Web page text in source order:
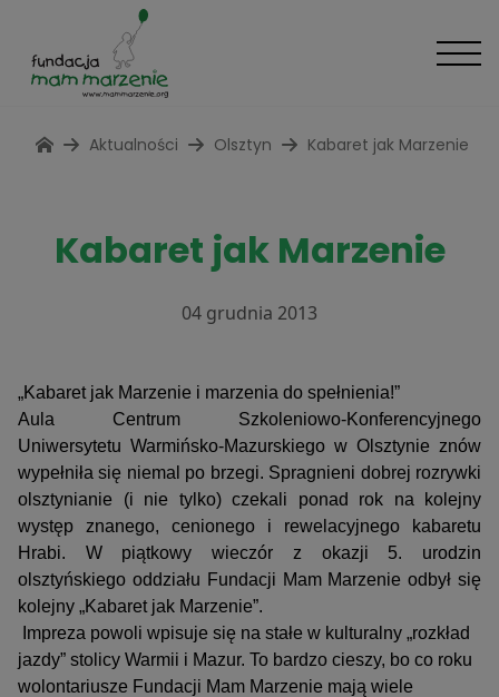
Aktualności Olsztyn Kabaret jak Marzenie
Kabaret jak Marzenie
04 grudnia 2013
„Kabaret jak Marzenie i marzenia do spełnienia!”
Aula Centrum Szkoleniowo-Konferencyjnego
Uniwersytetu Warmińsko-Mazurskiego w Olsztynie znów
wypełniła się niemal po brzegi. Spragnieni dobrej rozrywki
olsztynianie (i nie tylko) czekali ponad rok na kolejny
występ znanego, cenionego i rewelacyjnego kabaretu
Hrabi. W piątkowy wieczór z okazji 5. urodzin
olsztyńskiego oddziału Fundacji Mam Marzenie odbył się
kolejny „Kabaret jak Marzenie”.
Impreza powoli wpisuje się na stałe w kulturalny „rozkład
jazdy” stolicy Warmii i Mazur. To bardzo cieszy, bo co roku
wolontariusze Fundacji Mam Marzenie mają wiele